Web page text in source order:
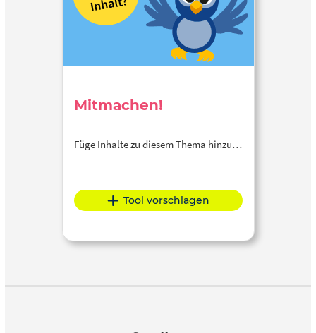
Mitmachen!
Füge Inhalte zu diesem Thema hinzu…
Tool vorschlagen